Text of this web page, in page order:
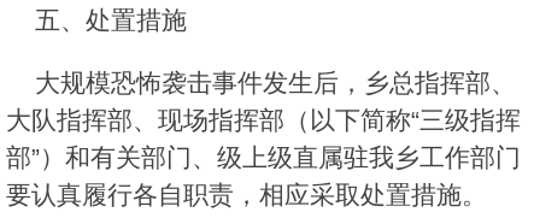
五、处置措施
大规模恐怖袭击事件发生后，乡总指挥部、
大队指挥部、现场指挥部（以下简称“三级指挥
部”）和有关部门、级上级直属驻我乡工作部门
要认真履行各自职责，相应采取处置措施。